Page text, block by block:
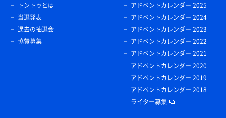
トントゥとは
当選発表
過去の抽選会
協賛募集
アドベントカレンダー 2025
アドベントカレンダー 2024
アドベントカレンダー 2023
アドベントカレンダー 2022
アドベントカレンダー 2021
アドベントカレンダー 2020
アドベントカレンダー 2019
アドベントカレンダー 2018
ライター募集